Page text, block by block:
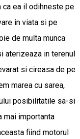
ca ea il odihneste pe
in viata si pe
de multa munca
aterizeaza in terenul
si cireasa de pe
marea cu sarea,
posibilitatile sa-si
mai importanta
fiind motorul